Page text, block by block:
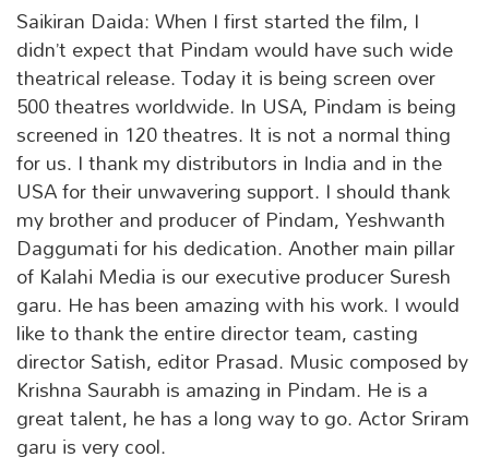
Saikiran Daida: When I first started the film, I
didn’t expect that Pindam would have such wide
theatrical release. Today it is being screen over
500 theatres worldwide. In USA, Pindam is being
screened in 120 theatres. It is not a normal thing
for us. I thank my distributors in India and in the
USA for their unwavering support. I should thank
my brother and producer of Pindam, Yeshwanth
Daggumati for his dedication. Another main pillar
of Kalahi Media is our executive producer Suresh
garu. He has been amazing with his work. I would
like to thank the entire director team, casting
director Satish, editor Prasad. Music composed by
Krishna Saurabh is amazing in Pindam. He is a
great talent, he has a long way to go. Actor Sriram
garu is very cool.